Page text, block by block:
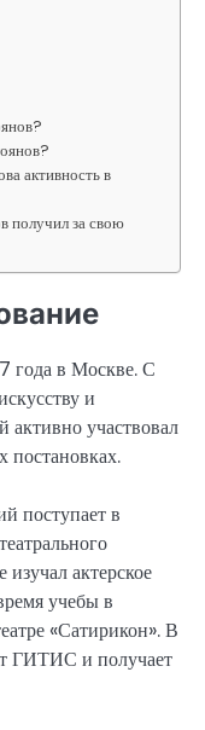
активность в
получил за свою
года в Москве. С
и
активно участвовал
постановках.
поступает в
актерское
учебы в
«Сатирикон». В
ГИТИС и получает